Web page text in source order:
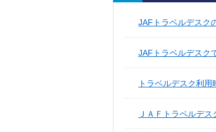
JAFトラベルデスク
JAFトラベルデスク
トラベルデスク利
ＪＡＦトラベルデ